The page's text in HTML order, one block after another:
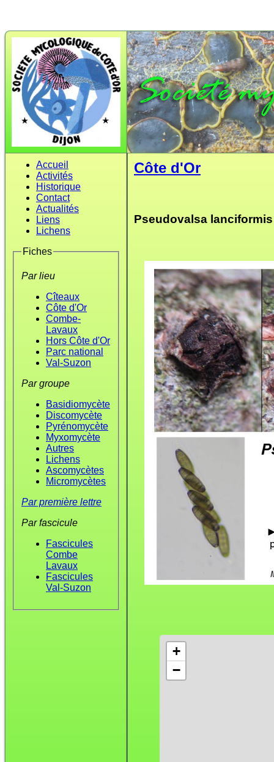
Accueil
Activités
Historique
Contact
Actualités
Liens
Lichens
Fiches
Par lieu
Cîteaux
Côte d'Or
Combe-
Lavaux
Hors Côte d'Or
Parc national
Val-Suzon
Par groupe
Basidiomycète
Discomycète
Pyrénomycète
Myxomycète
Autres
Lichens
Ascomycètes
Micromycètes
Par première lettre
Par fascicule
Fascicules
Combe
Lavaux
Fascicules
Val-Suzon
Côte d'Or
Pseudovalsa lanciformis
+
−